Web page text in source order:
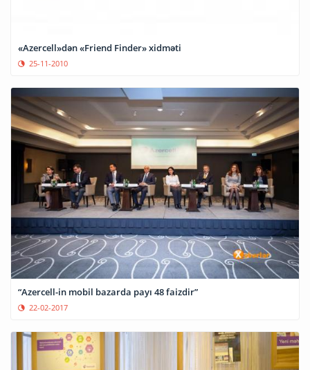
«Azercell»dən «Friend Finder» xidməti
25-11-2010
“Azercell-in mobil bazarda payı 48 faizdir”
22-02-2017